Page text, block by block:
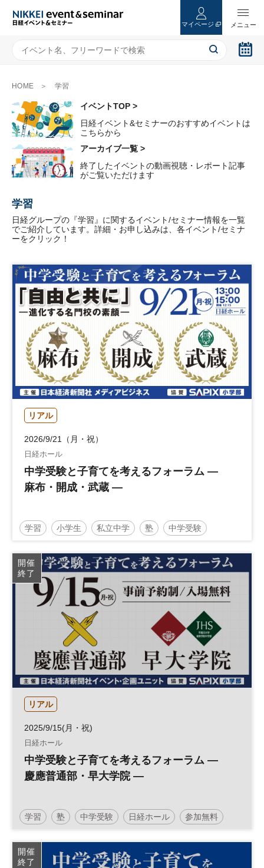
マイページ
HOME 学習
イベントTOP >
日経イベント&セミナーのおすすめイベントは
こちらから
アーカイブ一覧 >
終了したイベントの動画視聴・レポート記事
がご覧いただけます
学習
日経グループの『学習』に関するイベント/セミナー情報を一覧
でご紹介しています。詳細・お申し込みは、各イベント/セミナ
ーをクリック！
リアル
2026/9/21（月・祝）
日経ホール
中学受験と子育てを考えるフォーラム ―
麻布・開成・武蔵 ―
学習 小学生 私立中学 塾 中学受験
参加無料
土日祝開催
開催
終了
リアル
2025/9/15(月・祝)
日経ホール
中学受験と子育てを考えるフォーラム ―
慶應普通部・早大学院 ―
学習 塾 中学受験 日経ホール 参加無料
土日祝開催
開催
終了